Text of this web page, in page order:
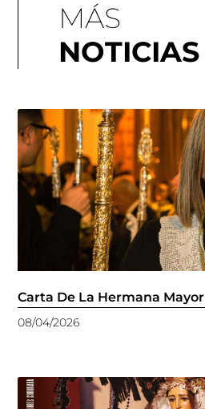
MÁS
NOTICIAS
Carta De La Hermana Mayor
08/04/2026